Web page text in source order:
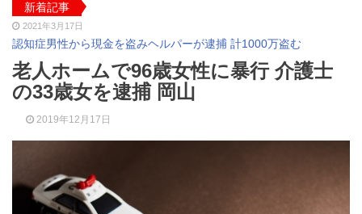
新着記事
2021年3月17日
認知症男性から現金を盗みヘルパーが逮捕 計1000万盗む
2021年2月4日
2020年の特殊詐欺が1万3千件 コロナで高齢者の被害が多発
2020年12月14日
有料老人ホームを活用で特養待機者を解消へ 江戸川区
東京都 高齢者らを対象にGoToの自粛を呼びかけ
2021年4月12日
老人ホームで96歳女性に暴行 介護士
の33歳女を逮捕 岡山
2019年12月17日